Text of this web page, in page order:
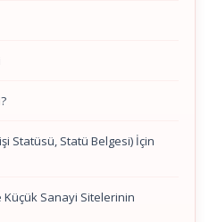
Statüsü, Statü Belgesi) İçin
Sanayi Sitelerinin